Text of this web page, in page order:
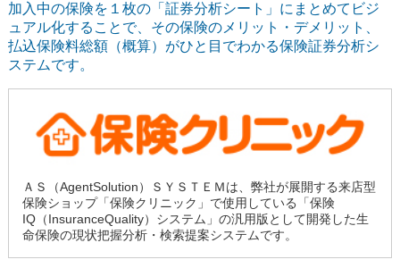
加入中の保険を１枚の「証券分析シート」にまとめてビジ
ュアル化することで、 その保険のメリット・デメリット、
払込保険料総額（概算）がひと目でわかる保険証券分析シ
ステムです。
ＡＳ（AgentSolution）ＳＹＳＴＥＭは、弊社が展開する来店型
保険ショップ「保険クリニック」で使用している「保険
IQ（InsuranceQuality）システム」の汎用版として開発した生
命保険の現状把握分析・検索提案システムです。